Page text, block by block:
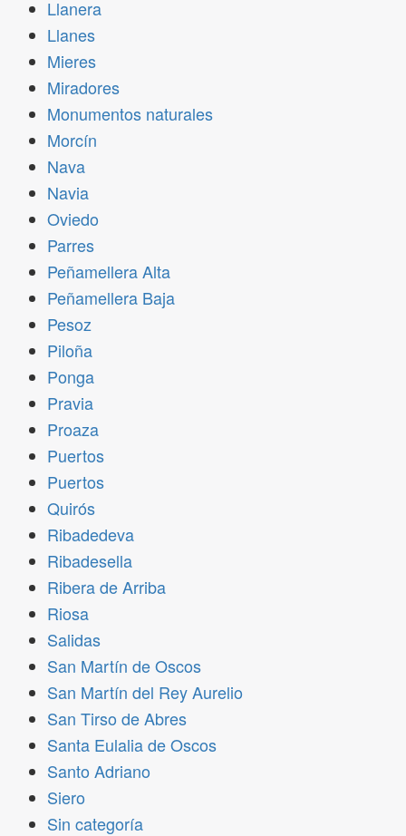
Llanera
Llanes
Mieres
Miradores
Monumentos naturales
Morcín
Nava
Navia
Oviedo
Parres
Peñamellera Alta
Peñamellera Baja
Pesoz
Piloña
Ponga
Pravia
Proaza
Puertos
Puertos
Quirós
Ribadedeva
Ribadesella
Ribera de Arriba
Riosa
Salidas
San Martín de Oscos
San Martín del Rey Aurelio
San Tirso de Abres
Santa Eulalia de Oscos
Santo Adriano
Siero
Sin categoría